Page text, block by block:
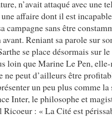
n’avait attaqué avec une
affaire dont il est
campagne sans être
Reniant sa parole sur
se place désormais sur
loin que Marine Le Pen,
ne peut d’ailleurs être
un peu plus comme
Inter, le philosophe et
Ricoeur : « La Cité est